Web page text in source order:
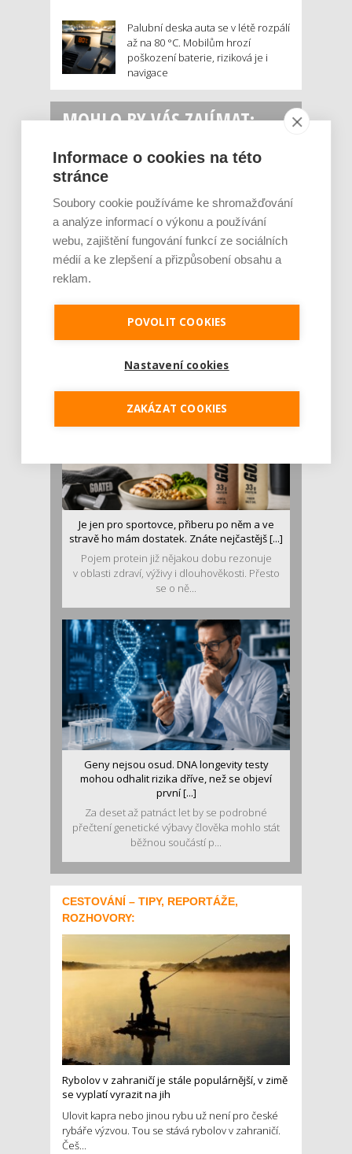
Palubní deska auta se v létě rozpálí
až na 80 °C. Mobilům hrozí
poškození baterie, riziková je i
navigace
MOHLO BY VÁS ZAJÍMAT:
Rajčata, borůvky nebo ořechy. Potraviny,
Léto je ideálním časem dopřát hormonům
Je jen pro sportovce, přiberu po něm a ve
stravě ho mám dostatek. Znáte nejčastějš [...]
Pojem protein již nějakou dobu rezonuje
v oblasti zdraví, výživy i dlouhověkosti. Přesto
se o ně...
Geny nejsou osud. DNA longevity testy
mohou odhalit rizika dříve, než se objeví
první [...]
Za deset až patnáct let by se podrobné
přečtení genetické výbavy člověka mohlo stát
běžnou součástí p...
CESTOVÁNÍ – TIPY, REPORTÁŽE,
ROZHOVORY:
Rybolov v zahraničí je stále populárnější, v zimě
se vyplatí vyrazit na jih
Ulovit kapra nebo jinou rybu už není pro české
rybáře výzvou. Tou se stává rybolov v zahraničí.
Češ...
Informace o cookies na této
stránce
Soubory cookie používáme ke shromažďování
a analýze informací o výkonu a používání
webu, zajištění fungování funkcí ze sociálních
médií a ke zlepšení a přizpůsobení obsahu a
reklam.
POVOLIT COOKIES
Nastavení cookies
ZAKÁZAT COOKIES